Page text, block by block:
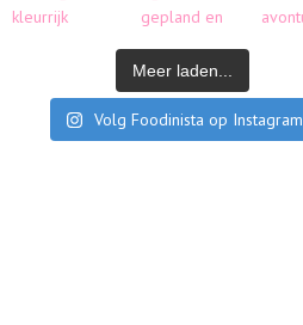
Meer laden...
Volg Foodinista op Instagram